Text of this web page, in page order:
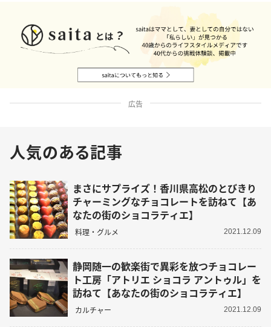
広告
人気のある記事
まさにサプライズ！香川県高松のとびきり
チャーミングなチョコレートを訪ねて【あ
なたの街のショコラティエ】
料理・グルメ 2021.12.09
静岡随一の歓楽街で異彩を放つチョコレー
ト工房「アトリエ ショコラ アントゥル」を
訪ねて【あなたの街のショコラティエ】
カルチャー 2021.12.09